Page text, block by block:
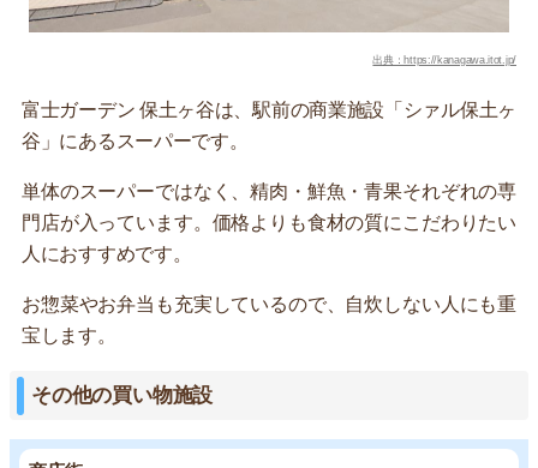
出典：https://kanagawa.itot.jp/
富士ガーデン 保土ヶ谷は、駅前の商業施設「シァル保土ヶ
谷」にあるスーパーです。
単体のスーパーではなく、精肉・鮮魚・青果それぞれの専
門店が入っています。価格よりも食材の質にこだわりたい
人におすすめです。
お惣菜やお弁当も充実しているので、自炊しない人にも重
宝します。
その他の買い物施設